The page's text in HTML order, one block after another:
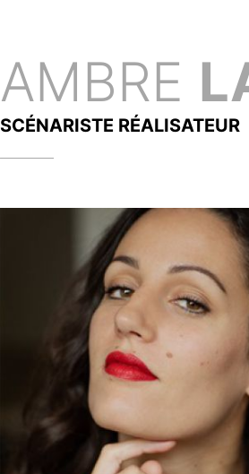
AMBRE
SCÉNARISTE RÉALISATEUR